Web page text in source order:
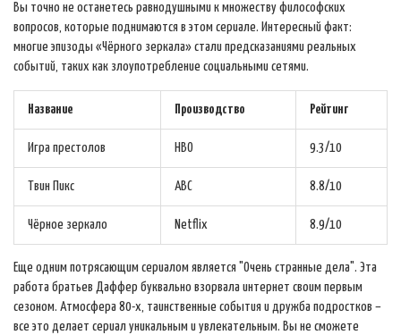
Вы точно не останетесь равнодушными к множеству философских
вопросов, которые поднимаются в этом сериале. Интересный факт:
многие эпизоды «Чёрного зеркала» стали предсказаниями реальных
событий, таких как злоупотребление социальными сетями.
Название Производство Рейтинг
Игра престолов HBO 9.3/10
Твин Пикс ABC 8.8/10
Чёрное зеркало Netflix 8.9/10
Еще одним потрясающим сериалом является "Очень странные дела". Эта
работа братьев Даффер буквально взорвала интернет своим первым
сезоном. Атмосфера 80-х, таинственные события и дружба подростков –
все это делает сериал уникальным и увлекательным. Вы не сможете